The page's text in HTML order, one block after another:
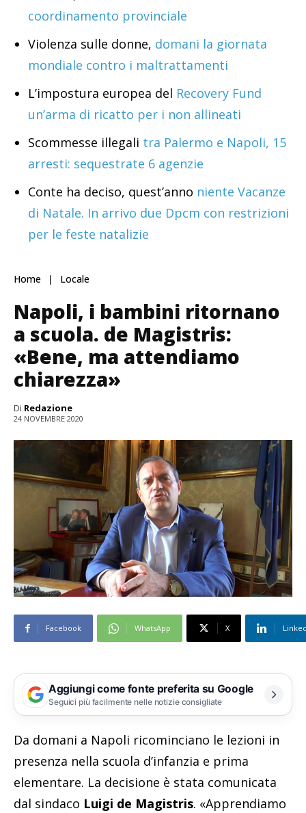
coordinamento provinciale
Violenza sulle donne, domani la giornata
mondiale contro i maltrattamenti
L’impostura europea del Recovery Fund
un’arma di ricatto per i non allineati
Scommesse illegali tra Palermo e Napoli, 15
arresti: sequestrate 6 agenzie
Conte ha deciso, quest’anno niente Vacanze
di Natale. In arrivo due Dpcm con restrizioni
per le feste natalizie
Home Locale
Napoli, i bambini ritornano
a scuola. de Magistris:
«Bene, ma attendiamo
chiarezza»
Di Redazione
24 NOVEMBRE 2020
Facebook WhatsApp X
Aggiungi come fonte preferita su Google
Seguici più facilmente nelle notizie consigliate
Da domani a Napoli ricominciano le lezioni in
presenza nella scuola d’infanzia e prima
elementare. La decisione è stata comunicata
dal sindaco Luigi de Magistris. «Apprendiamo